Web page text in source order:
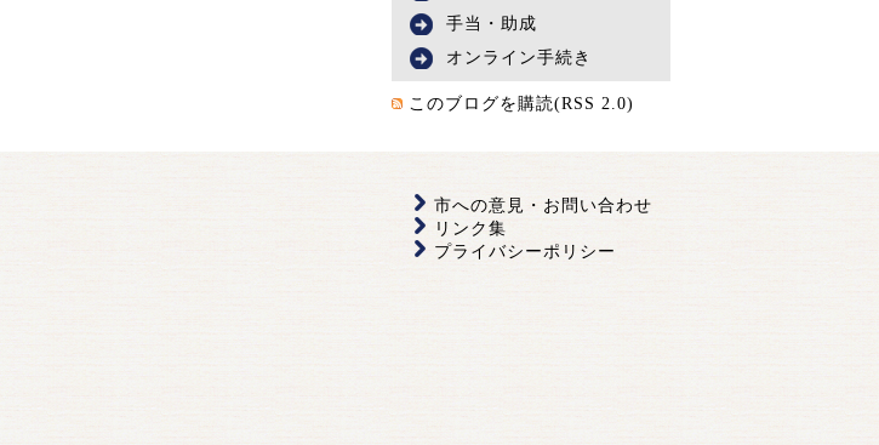
手当・助成
オンライン手続き
このブログを購読(RSS 2.0)
市への意見・お問い合わせ
リンク集
プライバシーポリシー